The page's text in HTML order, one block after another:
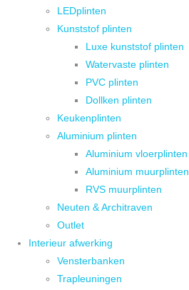
LEDplinten
Kunststof plinten
Luxe kunststof plinten
Watervaste plinten
PVC plinten
Dollken plinten
Keukenplinten
Aluminium plinten
Aluminium vloerplinten
Aluminium muurplinten
RVS muurplinten
Neuten & Architraven
Outlet
Interieur afwerking
Vensterbanken
Trapleuningen